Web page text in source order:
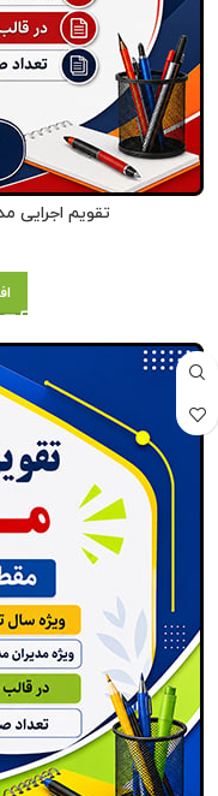
تقویم اجرایی